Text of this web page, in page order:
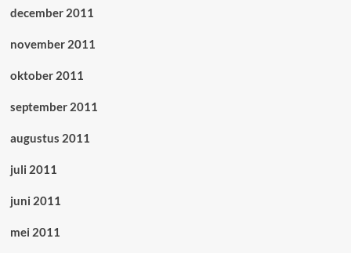
december 2011
november 2011
oktober 2011
september 2011
augustus 2011
juli 2011
juni 2011
mei 2011